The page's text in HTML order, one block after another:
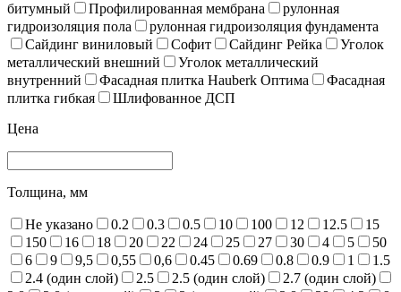
битумный Профилированная мембрана
рулонная
гидроизоляция пола
рулонная гидроизоляция фундамента
Сайдинг виниловый
Софит Сайдинг Рейка
Уголок
металлический внешний
Уголок металлический
внутренний
Фасадная плитка Hauberk Оптима
Фасадная
плитка гибкая
Шлифованное ДСП
Цена
Толщина, мм
Не указано 0.2 0.3 0.5 10 100 12 12.5
15
150
16 18 20 22 24 25 27 30 4 5
50
6
9 9,5 0,55 0,6 0.45 0.69 0.8 0.9 1
1.5
2.4 (один слой)
2.5 2.5 (один слой)
2.7 (один слой)